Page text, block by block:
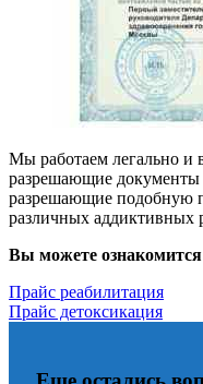
Мы работаем легально и
разрешающие
разрешающие подобную
различных аддиктивных
Вы можете
Прайс реабилитация
Прайс детоксикация